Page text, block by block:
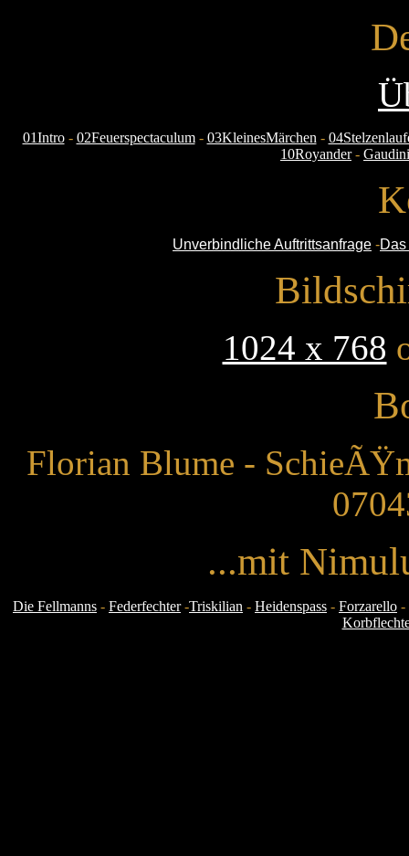
01Intro- 02Feuerspectaculum- 03KleinesMärchen -
10Royander- Gaudini
Unverbindliche Auftrittsanfrage -
1024 x 768
Florian Blume -
...mit
Die Fellmanns - Federfechter -Triskilian - Heidenspass - Forzarello -